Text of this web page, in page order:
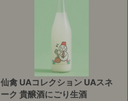
仙禽 UAコレクション UAスネ
ーク 貴醸酒にごり生酒